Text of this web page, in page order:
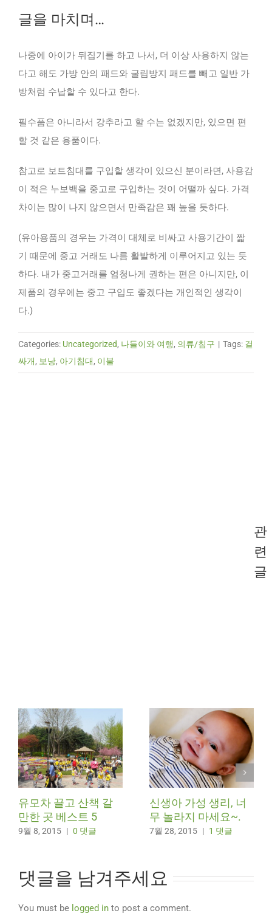
글을 마치며…
나중에 아이가 뒤집기를 하고 나서, 더 이상 사용하지 않는
다고 해도 가방 안의 패드와 굴림방지 패드를 빼고 일반 가
방처럼 수납할 수 있다고 한다.
필수품은 아니라서 강추라고 할 수는 없겠지만, 있으면 편
할 것 같은 용품이다.
참고로 보트침대를 구입할 생각이 있으신 분이라면, 사용감
이 적은 누보백을 중고로 구입하는 것이 어떨까 싶다. 가격
차이는 많이 나지 않으면서 만족감은 꽤 높을 듯하다.
(유아용품의 경우는 가격이 대체로 비싸고 사용기간이 짧
기 때문에 중고 거래도 나름 활발하게 이루어지고 있는 듯
하다. 내가 중고거래를 엄청나게 권하는 편은 아니지만, 이
제품의 경우에는 중고 구입도 좋겠다는 개인적인 생각이
다.)
Categories: Uncategorized, 나들이와 여행, 의류/침구 | Tags: 겉
싸개, 보낭, 아기침대, 이불
관
련
글
유모차 끌고 산책 갈
만한 곳 베스트 5
9월 8, 2015 | 0 댓글
신생아 가성 생리, 너
무 놀라지 마세요~.
7월 28, 2015 | 1 댓글
댓글을 남겨주세요
You must be logged in to post a comment.